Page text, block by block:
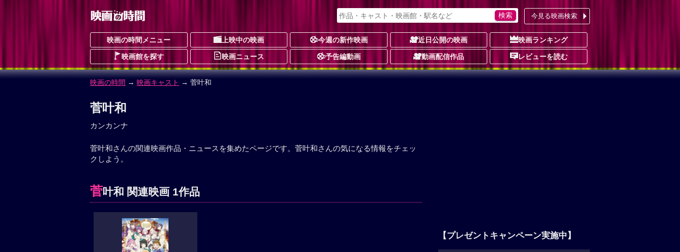
今見る映画検索
映画の時間メニュー 上映中の映画 今週の新作映画 近日公開の映画 映画ランキング
映画館を探す 映画ニュース 予告編動画 動画配信作品 レビューを読む
映画の時間 → 映画キャスト → 菅叶和
菅叶和
カンカンナ
菅叶和さんの関連映画作品・ニュースを集めたページです。菅叶和さんの気になる情報をチェッ
クしよう。
菅叶和 関連映画 1作品
【プレゼントキャンペーン実施中】